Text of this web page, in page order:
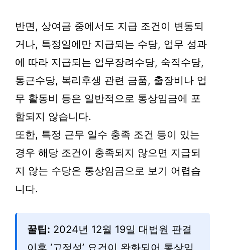
반면, 상여금 중에서도 지급 조건이 변동되
거나, 특정일에만 지급되는 수당, 업무 성과
에 따라 지급되는 업무장려수당, 숙직수당,
통근수당, 복리후생 관련 금품, 출장비나 업
무 활동비 등은 일반적으로 통상임금에 포
함되지 않습니다.
또한, 특정 근무 일수 충족 조건 등이 있는
경우 해당 조건이 충족되지 않으면 지급되
지 않는 수당은 통상임금으로 보기 어렵습
니다.
꿀팁: 2024년 12월 19일 대법원 판결
이후 ‘고정성’ 요건이 완화되어 통상임